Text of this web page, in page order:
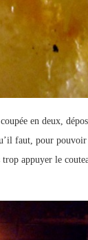
en deux,
faut, pour pouvoir
appuyer le